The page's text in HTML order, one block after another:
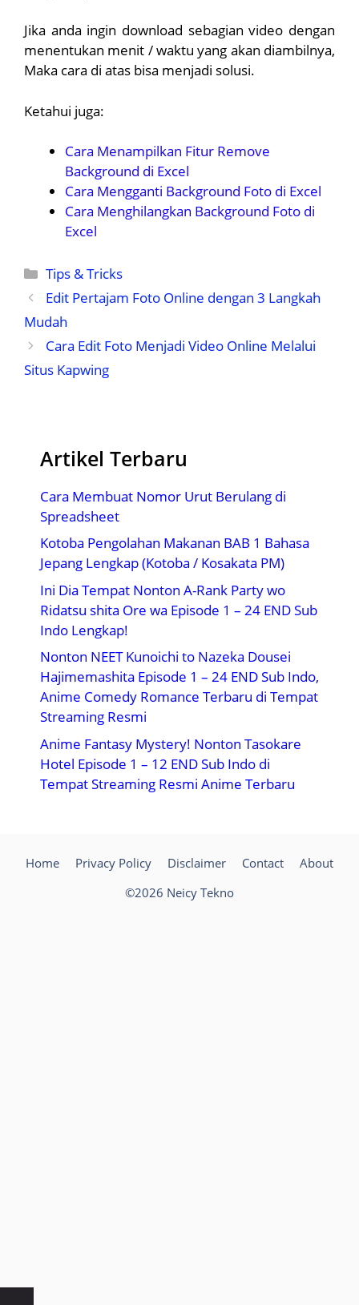
Jika anda ingin download sebagian video dengan
menentukan menit / waktu yang akan diambilnya,
Maka cara di atas bisa menjadi solusi.
Ketahui juga:
Cara Menampilkan Fitur Remove
Background di Excel
Cara Mengganti Background Foto di Excel
Cara Menghilangkan Background Foto di
Excel
Kategori
Tips & Tricks
Edit Pertajam Foto Online dengan 3 Langkah
Mudah
Cara Edit Foto Menjadi Video Online Melalui
Situs Kapwing
Artikel Terbaru
Cara Membuat Nomor Urut Berulang di
Spreadsheet
Kotoba Pengolahan Makanan BAB 1 Bahasa
Jepang Lengkap (Kotoba / Kosakata PM)
Ini Dia Tempat Nonton A-Rank Party wo
Ridatsu shita Ore wa Episode 1 – 24 END Sub
Indo Lengkap!
Nonton NEET Kunoichi to Nazeka Dousei
Hajimemashita Episode 1 – 24 END Sub Indo,
Anime Comedy Romance Terbaru di Tempat
Streaming Resmi
Anime Fantasy Mystery! Nonton Tasokare
Hotel Episode 1 – 12 END Sub Indo di
Tempat Streaming Resmi Anime Terbaru
Home Privacy Policy Disclaimer Contact
About
©2026 Neicy Tekno